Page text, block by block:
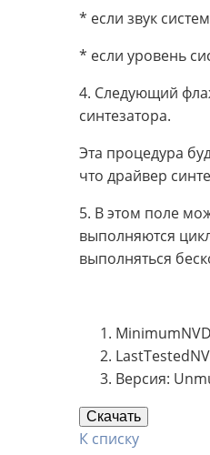
* если звук
* если уровень
4. Следующий
синтезатора.
Эта процедура
что драйвер
5. В этом поле
выполняются
выполняться
Версия:
Скачать
К списку